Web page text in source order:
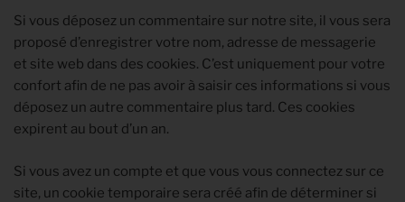
Si vous déposez un commentaire sur notre site, il vous sera
proposé d’enregistrer votre nom, adresse de messagerie
et site web dans des cookies. C’est uniquement pour votre
confort afin de ne pas avoir à saisir ces informations si vous
déposez un autre commentaire plus tard. Ces cookies
expirent au bout d’un an.
Si vous avez un compte et que vous vous connectez sur ce
site, un cookie temporaire sera créé afin de déterminer si